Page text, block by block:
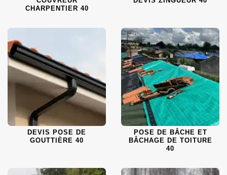
CHARPENTIER 40
DEVIS POSE DE
GOUTTIÈRE 40
POSE DE BÂCHE ET
BÂCHAGE DE TOITURE
40